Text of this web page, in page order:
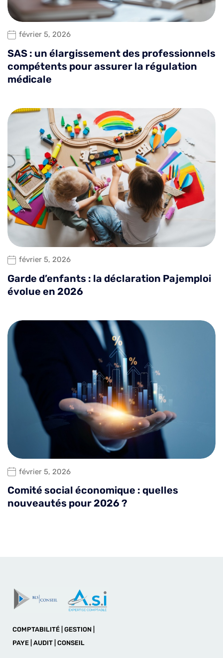
février 5, 2026
SAS : un élargissement des professionnels
compétents pour assurer la régulation
médicale
février 5, 2026
Garde d’enfants : la déclaration Pajemploi
évolue en 2026
février 5, 2026
Comité social économique : quelles
nouveautés pour 2026 ?
COMPTABILITÉ | GESTION |
PAYE | AUDIT | CONSEIL